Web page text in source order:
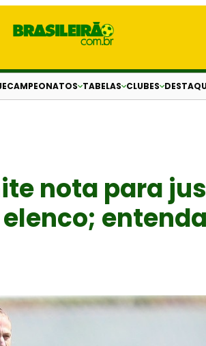
CAMPEONATOS TABELAS CLUBES
nota para
entenda